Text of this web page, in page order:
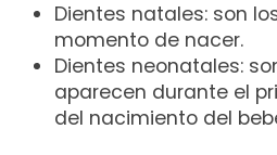
Dientes natales: son
momento de nacer.
Dientes neonatales:
aparecen durante el
del nacimiento del